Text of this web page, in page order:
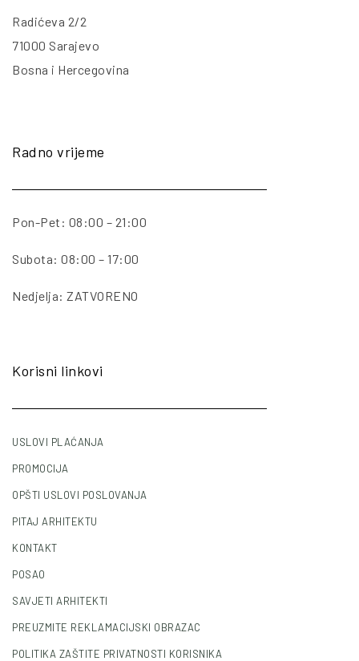
Radićeva 2/2
71000 Sarajevo
Bosna i Hercegovina
Radno vrijeme
Pon-Pet: 08:00 – 21:00
Subota: 08:00 – 17:00
Nedjelja: ZATVORENO
Korisni linkovi
USLOVI PLAĆANJA
PROMOCIJA
OPŠTI USLOVI POSLOVANJA
PITAJ ARHITEKTU
KONTAKT
POSAO
SAVJETI ARHITEKTI
PREUZMITE REKLAMACIJSKI OBRAZAC
POLITIKA ZAŠTITE PRIVATNOSTI KORISNIKA